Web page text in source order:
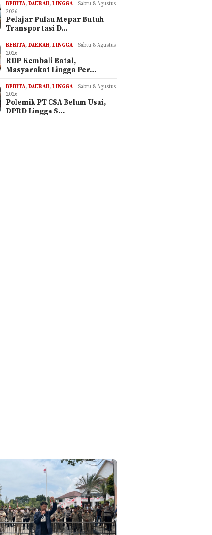
BERITA,DAERAH,LINGGA
Sabtu 8 Agustus
2026
Pelajar Pulau Mepar Butuh
Transportasi D…
BERITA,DAERAH,LINGGA
Sabtu 8 Agustus
2026
RDP Kembali Batal,
Masyarakat Lingga Per…
BERITA,DAERAH,LINGGA
Sabtu 8 Agustus
2026
Polemik PT CSA Belum Usai,
DPRD Lingga S…